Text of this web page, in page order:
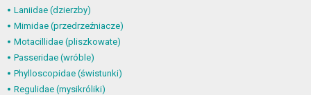
Laniidae (dzierzby)
Mimidae (przedrzeźniacze)
Motacillidae (pliszkowate)
Passeridae (wróble)
Phylloscopidae (świstunki)
Regulidae (mysikróliki)